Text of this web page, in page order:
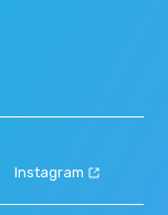
Instagram